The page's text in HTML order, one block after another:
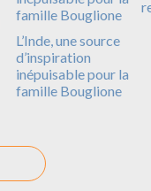
L’Inde, une source
d’inspiration
inépuisable pour la
famille Bouglione